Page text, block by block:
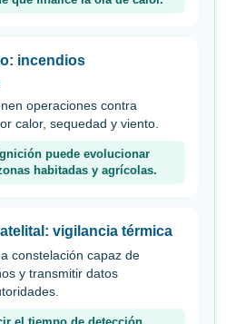
incendios
operaciones contra
calor, sequedad y viento.
puede evolucionar
habitadas y agrícolas.
vigilancia térmica
constelación capaz de
y transmitir datos